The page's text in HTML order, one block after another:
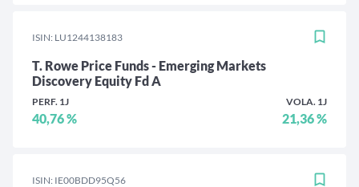
ISIN: LU1244138183
T. Rowe Price Funds - Emerging Markets
Discovery Equity Fd A
PERF. 1J
40,76 %
VOLA. 1J
21,36 %
ISIN: IE00BDD95Q56